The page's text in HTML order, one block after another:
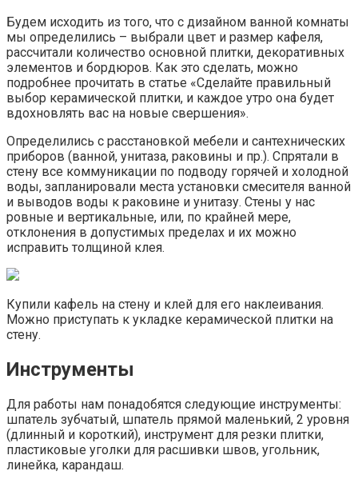
Будем исходить из того, что с дизайном ванной комнаты
мы определились – выбрали цвет и размер кафеля,
рассчитали количество основной плитки, декоративных
элементов и бордюров. Как это сделать, можно
подробнее прочитать в статье «Сделайте правильный
выбор керамической плитки, и каждое утро она будет
вдохновлять вас на новые свершения».
Определились с расстановкой мебели и сантехнических
приборов (ванной, унитаза, раковины и пр.). Спрятали в
стену все коммуникации по подводу горячей и холодной
воды, запланировали места установки смесителя ванной
и выводов воды к раковине и унитазу. Стены у нас
ровные и вертикальные, или, по крайней мере,
отклонения в допустимых пределах и их можно
исправить толщиной клея.
Купили кафель на стену и клей для его наклеивания.
Можно приступать к укладке керамической плитки на
стену.
Инструменты
Для работы нам понадобятся следующие инструменты:
шпатель зубчатый, шпатель прямой маленький, 2 уровня
(длинный и короткий), инструмент для резки плитки,
пластиковые уголки для расшивки швов, угольник,
линейка, карандаш.